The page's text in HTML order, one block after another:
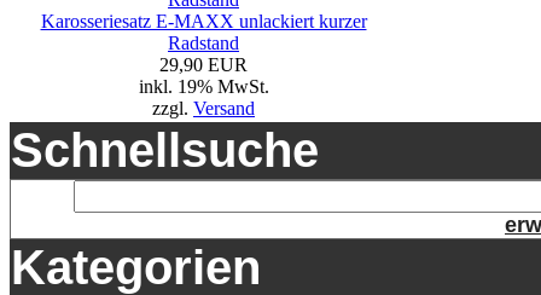
Karosseriesatz E-MAXX unlackiert kurzer
Radstand
29,90 EUR
inkl. 19% MwSt.
zzgl. Versand
Schnellsuche
Kategorien